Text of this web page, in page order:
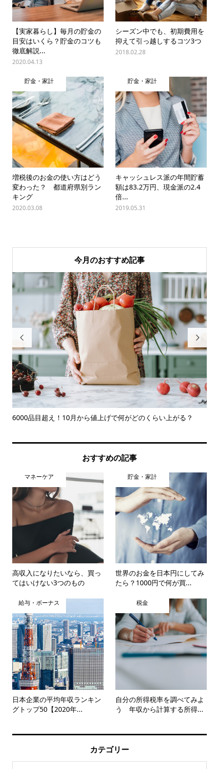
【実家暮らし】毎月の貯金の
目安はいくら？貯金のコツも
徹底解説...
2020.04.13
シーズン中でも、初期費用を
抑えて引っ越しするコツ3つ
2018.02.28
貯金・家計
増税後のお金の使い方はどう
変わった？ 都道府県別ラン
キング
2020.03.08
貯金・家計
キャッシュレス派の年間貯蓄
額は83.2万円、現金派の2.4
倍...
2019.05.31
今月のおすすめ記事

6000品目超え！10月から値上げで何がどのくらい上がる？

おすすめの記事
マネーケア
高収入になりたいなら、買っ
てはいけない3つのもの
貯金・家計
世界のお金を日本円にしてみ
たら？1000円で何が買...
給与・ボーナス
日本企業の平均年収ランキン
グトップ50【2020年...
税金
自分の所得税率を調べてみよ
う 年収から計算する所得...
カテゴリー